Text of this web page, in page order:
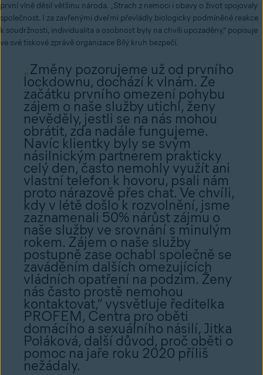
první vlně děsil většinu národa. „Strach z nemoci i obavy o život spojovaly
společnost. I za zavřenými dveřmi převládly biologicky podmíněné reakce
k soudržnosti, individualita a osobnost byly na chvíli upozaděny,” popisuje
ve své tiskové zprávě organizace Bílý kruh bezpečí.
„Změny pozorujeme už od prvního
lockdownu, dochází k vlnám. Ze
začátku prvního omezení pohybu
zájem o naše služby utichl, ženy
nevěděly, jestli se na nás mohou
obrátit, zda nadále fungujeme.
Navíc klientky byly se svým
násilnickým partnerem prakticky
celý den, často nemohly využít ani
vlastní telefon k hovoru, psali nám
proto nárazově přes chat. Ve chvíli,
kdy v létě došlo k rozvolnění, jsme
zaznamenali 50% nárůst zájmu o
naše služby ve srovnání s minulým
rokem. Zájem o naše služby
postupně zase ochabl společně se
zaváděním dalších omezujících
vládních opatření na podzim. Ženy
nás často prostě nemohou
kontaktovat,“ vysvětluje ředitelka
PROFEM, Centra pro oběti
domácího a sexuálního násilí, Jitka
Poláková, další důvod, proč oběti o
pomoc na jaře roku 2020 příliš
nežádaly.